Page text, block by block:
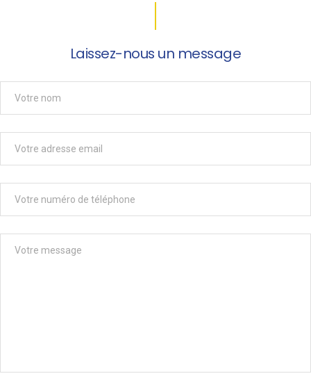
Laissez-nous un message